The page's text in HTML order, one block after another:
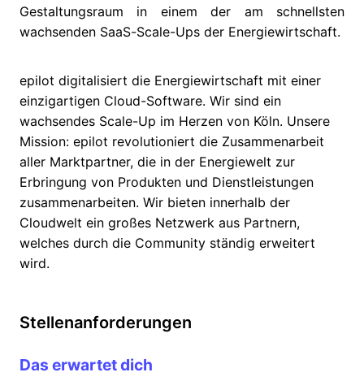
Gestaltungsraum in einem der am schnellsten
wachsenden SaaS-Scale-Ups der Energiewirtschaft.
epilot digitalisiert die Energiewirtschaft mit einer
einzigartigen Cloud-Software. Wir sind ein
wachsendes Scale-Up im Herzen von Köln. Unsere
Mission: epilot revolutioniert die Zusammenarbeit
aller Marktpartner, die in der Energiewelt zur
Erbringung von Produkten und Dienstleistungen
zusammenarbeiten. Wir bieten innerhalb der
Cloudwelt ein großes Netzwerk aus Partnern,
welches durch die Community ständig erweitert
wird.
Stellenanforderungen
Das erwartet dich